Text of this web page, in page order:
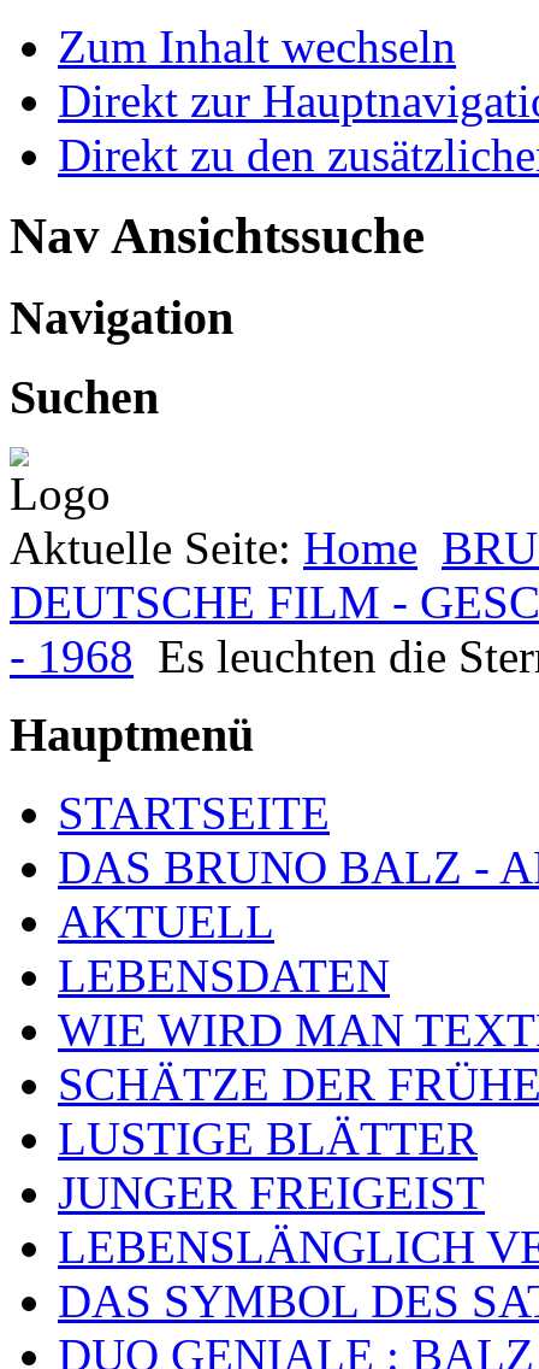
Zum Inhalt wechseln
Direkt zur
Direkt zu den
Nav Ansichtssuche
Navigation
Suchen
Aktuelle Seite: Home
DEUTSCHE FILM -
- 1968 Es leuchten die
Hauptmenü
STARTSEITE
DAS BRUNO BALZ -
AKTUELL
LEBENSDATEN
WIE WIRD MAN
SCHÄTZE DER
LUSTIGE BLÄTTER
JUNGER FREIGEIST
LEBENSLÄNGLICH
DAS SYMBOL DES
DUO GENIALE :